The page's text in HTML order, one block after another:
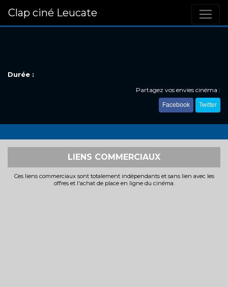
Clap ciné Leucate
Durée :
Partagez vos envies cinéma :
Facebook Twitter
LIENS COMMERCIAUX
Ces liens commerciaux sont totalement indépendants et sans lien avec les
offres et l'achat de place en ligne du cinéma.